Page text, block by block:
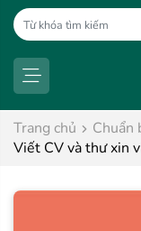
Trang chủ
Chuẩn
Viết CV và thư xin